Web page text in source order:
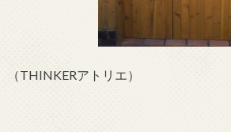
（THINKERアトリエ）